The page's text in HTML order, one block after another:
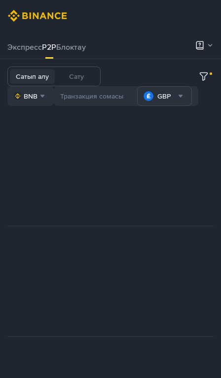
ЭкспрессP2PБлоктау
Сатып алу Сату
BNB GBP